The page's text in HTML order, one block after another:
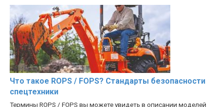
Что такое ROPS / FOPS? Стандарты безопасности
спецтехники
Термины ROPS / FOPS вы можете увидеть в описании моделей